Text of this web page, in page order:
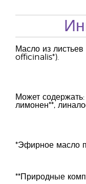
Масло из
officinalis*).
Может содержать:
лимонен**,
*Эфирное масло
**Природные